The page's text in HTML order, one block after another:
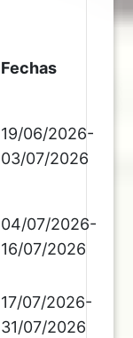
Fechas
19/06/2026-
03/07/2026
04/07/2026-
16/07/2026
17/07/2026-
31/07/2026